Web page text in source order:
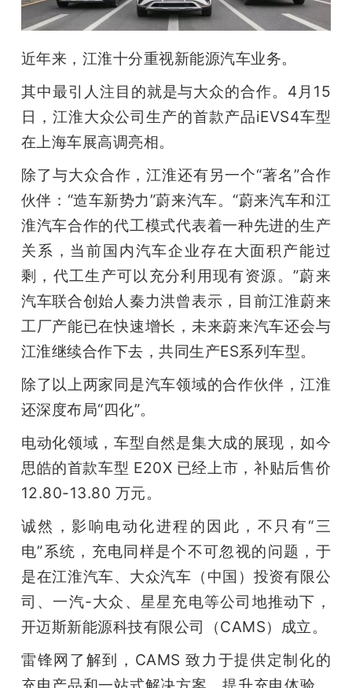
近年来，江淮十分重视新能源汽车业务。
其中最引人注目的就是与大众的合作。4月15
日，江淮大众公司生产的首款产品iEVS4车型
在上海车展高调亮相。
除了与大众合作，江淮还有另一个“著名”合作
伙伴：“造车新势力”蔚来汽车。“蔚来汽车和江
淮汽车合作的代工模式代表着一种先进的生产
关系，当前国内汽车企业存在大面积产能过
剩，代工生产可以充分利用现有资源。”蔚来
汽车联合创始人秦力洪曾表示，目前江淮蔚来
工厂产能已在快速增长，未来蔚来汽车还会与
江淮继续合作下去，共同生产ES系列车型。
除了以上两家同是汽车领域的合作伙伴，江淮
还深度布局“四化”。
电动化领域，车型自然是集大成的展现，如今
思皓的首款车型 E20X 已经上市，补贴后售价
12.80-13.80 万元。
诚然，影响电动化进程的因此，不只有“三
电”系统，充电同样是个不可忽视的问题，于
是在江淮汽车、大众汽车（中国）投资有限公
司、一汽-大众、星星充电等公司地推动下，
开迈斯新能源科技有限公司（CAMS）成立。
雷锋网了解到，CAMS 致力于提供定制化的